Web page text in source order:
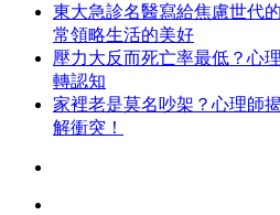
東大急診名醫寫給焦慮世代
常領略生活的美好
壓力大反而死亡率最低？心
轉認知
家裡老是莫名吵架？心理師
解衝突！